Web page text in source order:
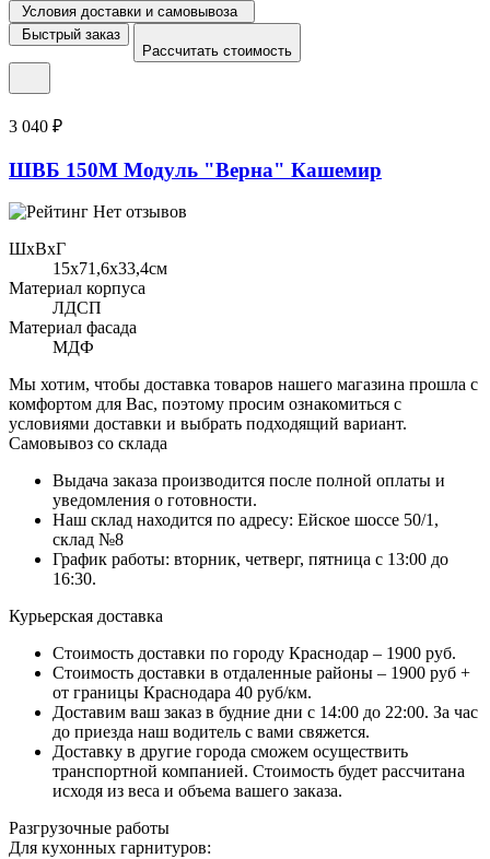
Условия доставки и самовывоза
Быстрый заказ
Рассчитать стоимость
3 040 ₽
ШВБ 150М Модуль "Верна" Кашемир
Нет отзывов
ШхВхГ
15x71,6х33,4см
Материал корпуса
ЛДСП
Материал фасада
МДФ
Мы хотим, чтобы доставка товаров нашего магазина прошла с
комфортом для Вас, поэтому просим ознакомиться с
условиями доставки и выбрать подходящий вариант.
Самовывоз со склада
Выдача заказа производится после полной оплаты и
уведомления о готовности.
Наш склад находится по адресу: Ейское шоссе 50/1,
склад №8
График работы: вторник, четверг, пятница с 13:00 до
16:30.
Курьерская доставка
Стоимость доставки по городу Краснодар – 1900 руб.
Стоимость доставки в отдаленные районы – 1900 руб +
от границы Краснодара 40 руб/км.
Доставим ваш заказ в будние дни с 14:00 до 22:00. За час
до приезда наш водитель с вами свяжется.
Доставку в другие города сможем осуществить
транспортной компанией. Стоимость будет рассчитана
исходя из веса и объема вашего заказа.
Разгрузочные работы
Для кухонных гарнитуров: